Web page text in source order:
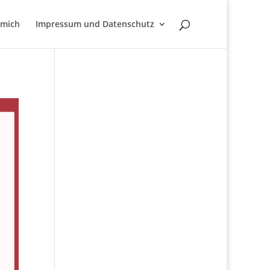
Impressum und Datenschutz